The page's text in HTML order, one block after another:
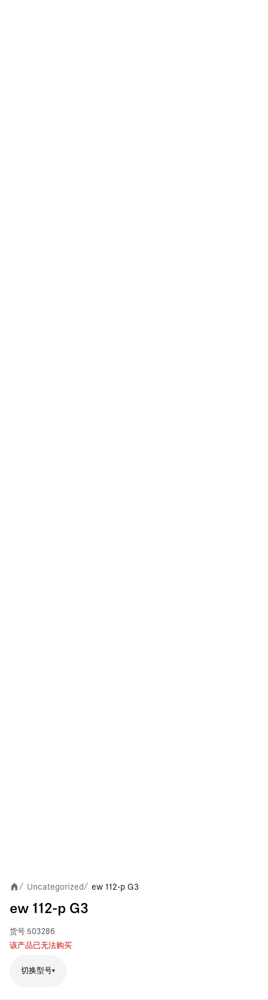
/ Uncategorized/ ew 112-p G3
ew 112-p G3
货号 503286
该产品已无法购买
切换型号